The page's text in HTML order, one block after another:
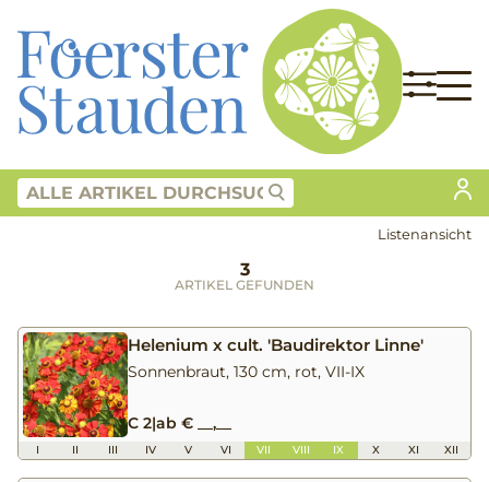
Listenansicht
3
ARTIKEL GEFUNDEN
Helenium x cult. 'Baudirektor Linne'
Sonnenbraut, 130 cm, rot, VII-IX
C 2|ab € __,__
I II III IV V VI VII VIII IX X XI XII